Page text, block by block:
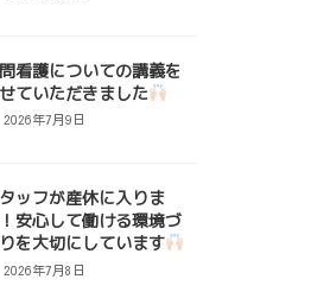
看護についての講義を
ていただきました
2026年7月9日
ッフが産休に入りま
安心して働ける環境づ
を大切にしています
2026年7月8日